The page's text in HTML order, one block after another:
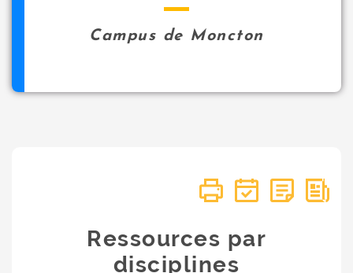
Campus de Moncton
Ressources par
disciplines